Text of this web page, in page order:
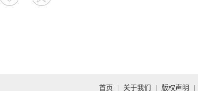
首页 关于我们 版权声明